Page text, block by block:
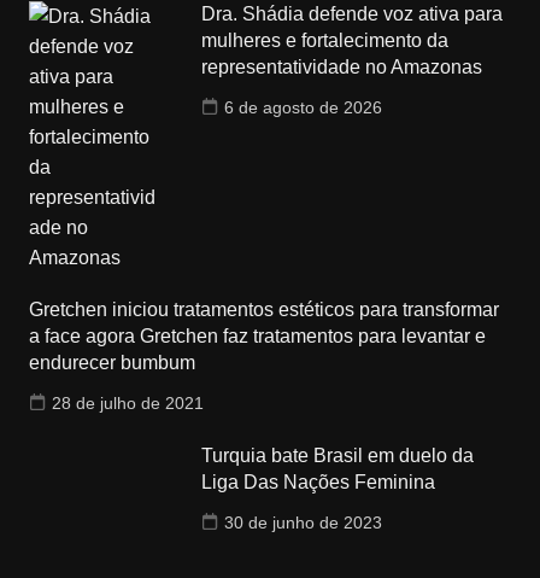
Dra. Shádia defende voz ativa para
mulheres e fortalecimento da
representatividade no Amazonas
6 de agosto de 2026
Gretchen iniciou tratamentos estéticos para transformar
a face agora Gretchen faz tratamentos para levantar e
endurecer bumbum
28 de julho de 2021
Turquia bate Brasil em duelo da
Liga Das Nações Feminina
30 de junho de 2023